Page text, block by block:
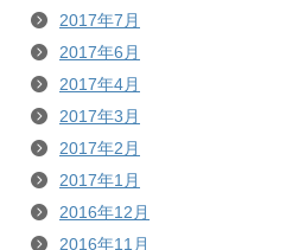
2017年7月
2017年6月
2017年4月
2017年3月
2017年2月
2017年1月
2016年12月
2016年11月